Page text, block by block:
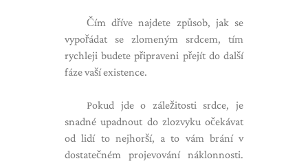
Čím dříve najdete způsob, jak se
vypořádat se zlomeným srdcem, tím
rychleji budete připraveni přejít do další
fáze vaší existence.
Pokud jde o záležitosti srdce, je
snadné upadnout do zlozvyku očekávat
od lidí to nejhorší, a to vám brání v
dostatečném projevování náklonnosti.